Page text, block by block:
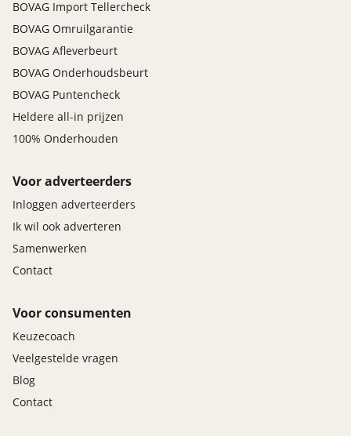
BOVAG Import Tellercheck
BOVAG Omruilgarantie
BOVAG Afleverbeurt
BOVAG Onderhoudsbeurt
BOVAG Puntencheck
Heldere all-in prijzen
100% Onderhouden
Voor adverteerders
Inloggen adverteerders
Ik wil ook adverteren
Samenwerken
Contact
Voor consumenten
Keuzecoach
Veelgestelde vragen
Blog
Contact